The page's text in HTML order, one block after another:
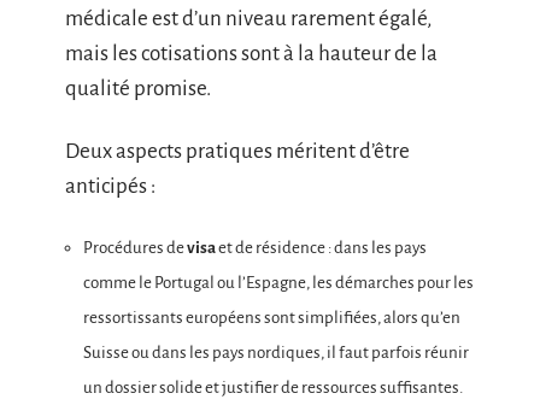
médicale est d’un niveau rarement égalé,
mais les cotisations sont à la hauteur de la
qualité promise.
Deux aspects pratiques méritent d’être
anticipés :
Procédures devisaet de résidence : dans les pays
comme le Portugal ou l’Espagne, les démarches pour les
ressortissants européens sont simplifiées, alors qu’en
Suisse ou dans les pays nordiques, il faut parfois réunir
un dossier solide et justifier de ressources suffisantes.